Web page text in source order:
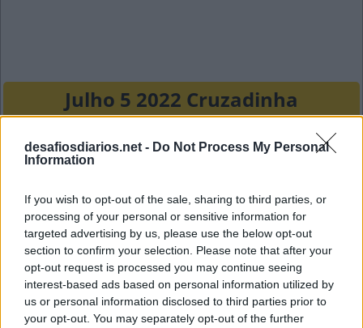
desafiosdiarios.net - Do Not Process My Personal
Information
If you wish to opt-out of the sale, sharing to third parties, or
processing of your personal or sensitive information for
targeted advertising by us, please use the below opt-out
section to confirm your selection. Please note that after your
opt-out request is processed you may continue seeing
interest-based ads based on personal information utilized by
us or personal information disclosed to third parties prior to
your opt-out. You may separately opt-out of the further
Julho 5 2022 Cruzadinha
A R
P
O E S I A
S
E
V I T
A
S
E R A
O
A
R O S
Arroz, no Português de Cabo Verde: